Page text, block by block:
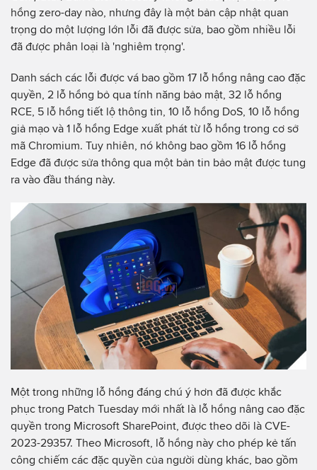
hổng zero-day nào, nhưng đây là một bản cập nhật quan
trọng do một lượng lớn lỗi đã được sửa, bao gồm nhiều lỗi
đã được phân loại là 'nghiêm trọng'.
Danh sách các lỗi được vá bao gồm 17 lỗ hổng nâng cao đặc
quyền, 2 lỗ hổng bỏ qua tính năng bảo mật, 32 lỗ hổng
RCE, 5 lỗ hổng tiết lộ thông tin, 10 lỗ hổng DoS, 10 lỗ hổng
giả mạo và 1 lỗ hổng Edge xuất phát từ lỗ hổng trong cơ sở
mã Chromium. Tuy nhiên, nó không bao gồm 16 lỗ hổng
Edge đã được sửa thông qua một bản tin bảo mật được tung
ra vào đầu tháng này.
Một trong những lỗ hổng đáng chú ý hơn đã được khắc
phục trong Patch Tuesday mới nhất là lỗ hổng nâng cao đặc
quyền trong Microsoft SharePoint, được theo dõi là CVE-
2023-29357. Theo Microsoft, lỗ hổng này cho phép kẻ tấn
công chiếm các đặc quyền của người dùng khác, bao gồm